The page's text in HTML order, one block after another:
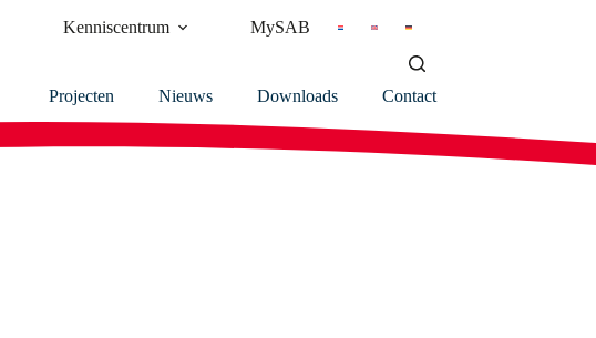
Kenniscentrum MySAB
Projecten Nieuws Downloads Contact